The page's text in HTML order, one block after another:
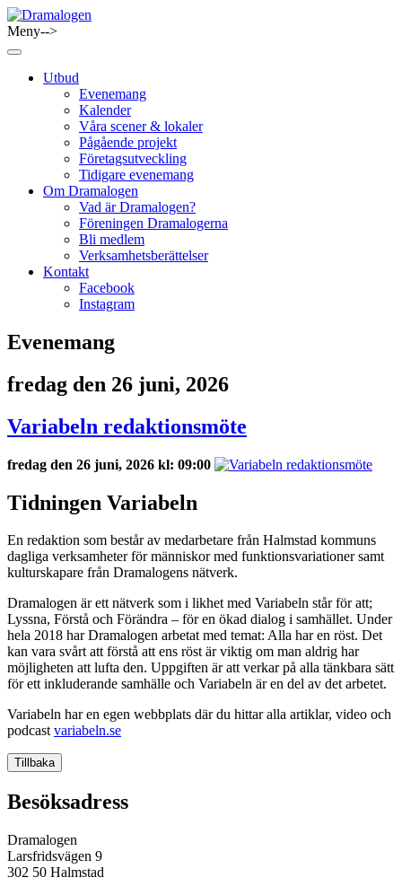
Skip
to
content
Meny-->
Utbud
Evenemang
Kalender
Våra scener & lokaler
Pågående projekt
Företagsutveckling
Tidigare evenemang
Om Dramalogen
Vad är Dramalogen?
Föreningen Dramalogerna
Bli medlem
Verksamhetsberättelser
Kontakt
Facebook
Instagram
Evenemang
fredag den 26 juni, 2026
Variabeln redaktionsmöte
fredag den 26 juni, 2026 kl: 09:00
Tidningen Variabeln
En redaktion som består av medarbetare från Halmstad kommuns
dagliga verksamheter för människor med funktionsvariationer samt
kulturskapare från Dramalogens nätverk.
Dramalogen är ett nätverk som i likhet med Variabeln står för att;
Lyssna, Förstå och Förändra – för en ökad dialog i samhället. Under
hela 2018 har Dramalogen arbetat med temat: Alla har en röst. Det
kan vara svårt att förstå att ens röst är viktig om man aldrig har
möjligheten att lufta den. Uppgiften är att verkar på alla tänkbara sätt
för ett inkluderande samhälle och Variabeln är en del av det arbetet.
Variabeln har en egen webbplats där du hittar alla artiklar, video och
podcastvariabeln.se
Tillbaka
Besöksadress
Dramalogen
Larsfridsvägen 9
302 50 Halmstad